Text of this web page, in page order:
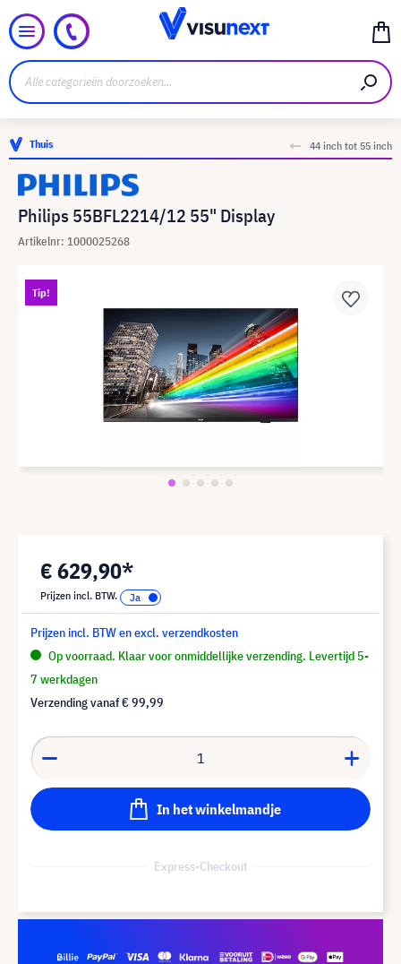
Thuis 44 inch tot 55 inch
Philips 55BFL2214/12 55" Display
Artikelnr: 1000025268
Tip!
€ 629,90*
Prijzen incl. BTW.
Prijzen incl. BTW en excl. verzendkosten
Op voorraad. Klaar voor onmiddellijke verzending. Levertijd 5-
7 werkdagen
Verzending vanaf€ 99,99
In het winkelmandje
Express-Checkout